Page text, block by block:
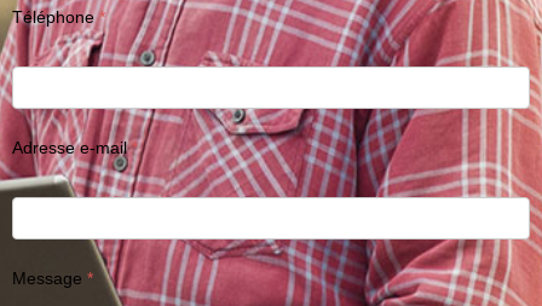
Téléphone
Adresse e-mail
Message